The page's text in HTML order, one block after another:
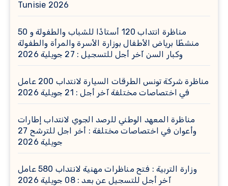
Tunisie 2026
مناظرة انتداب 120 أستاذًا للشباب والطفولة و 50
منشطًا برياض الأطفال بوزارة الأسرة والمرأة والطفولة
وكبار السن آخر أجل للتسجيل : 27 جويلية 2026
مناظرة شركة تونس الطرقات السيارة لانتداب 200 عامل
في اختصاصات مختلفة آخر أجل : 21 جويلية 2026
مناظرة المعهد الوطني للرصد الجوي لانتداب إطارات
وأعوان في اختصاصات مختلفة : أخر اجل للترشح 27
جويلية 2026
وزارة التربية : فتح مناظرات مهنية لانتداب 580 عامل
آخر أجل للتسجيل عن بعد : 08 جويلية 2026